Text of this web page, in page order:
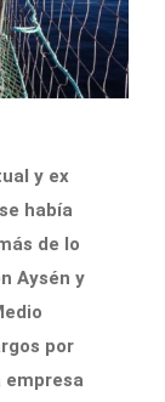
y ex
había
de lo
Aysén y
por
empresa